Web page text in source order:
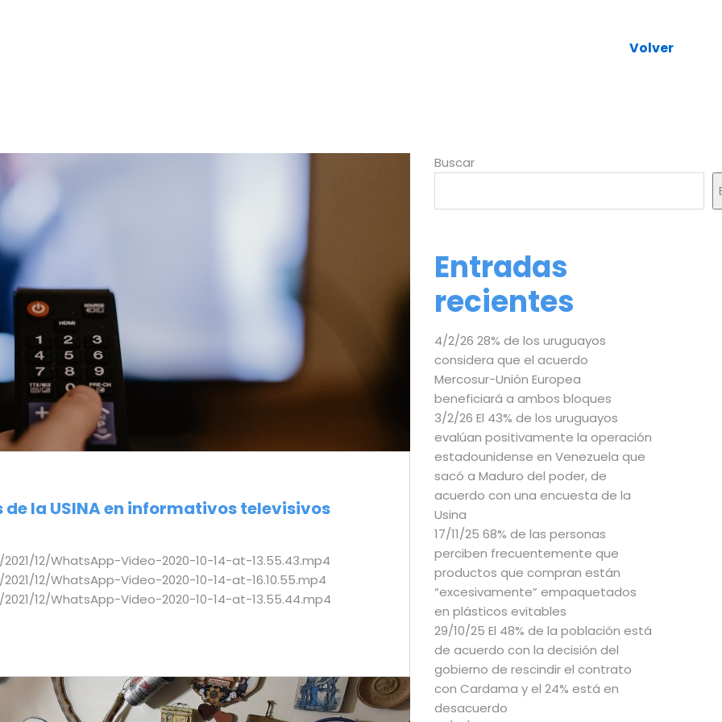
Volver
de la USINA en informativos televisivos
12/WhatsApp-Video-2020-10-14-at-13.55.43.mp4
12/WhatsApp-Video-2020-10-14-at-16.10.55.mp4
12/WhatsApp-Video-2020-10-14-at-13.55.44.mp4
Buscar
Entradas
recientes
4/2/26 28% de los uruguayos
considera que el acuerdo
Mercosur-Unión Europea
beneficiará a ambos bloques
3/2/26 El 43% de los uruguayos
evalúan positivamente la operación
estadounidense en Venezuela que
sacó a Maduro del poder, de
acuerdo con una encuesta de la
Usina
17/11/25 68% de las personas
perciben frecuentemente que
productos que compran están
“excesivamente” empaquetados
en plásticos evitables
29/10/25 El 48% de la población está
de acuerdo con la decisión del
gobierno de rescindir el contrato
con Cardama y el 24% está en
desacuerdo